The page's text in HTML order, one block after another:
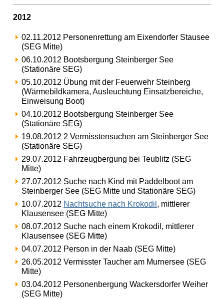
2012
02.11.2012 Personenrettung am Eixendorfer Stausee
(SEG Mitte)
06.10.2012 Bootsbergung Steinberger See
(Stationäre SEG)
05.10.2012 Übung mit der Feuerwehr Steinberg
(Wärmebildkamera, Ausleuchtung Einsatzbereiche,
Einweisung Boot)
04.10.2012 Bootsbergung Steinberger See
(Stationäre SEG)
19.08.2012 2 Vermisstensuchen am Steinberger See
(Stationäre SEG)
29.07.2012 Fahrzeugbergung bei Teublitz (SEG
Mitte)
27.07.2012 Suche nach Kind mit Paddelboot am
Steinberger See (SEG Mitte und Stationäre SEG)
10.07.2012 Nachtsuche nach Krokodil , mittlerer
Klausensee (SEG Mitte)
08.07.2012 Suche nach einem Krokodil, mittlerer
Klausensee (SEG Mitte)
04.07.2012 Person in der Naab (SEG Mitte)
26.05.2012 Vermisster Taucher am Murnersee (SEG
Mitte)
03.04.2012 Personenbergung Wackersdorfer Weiher
(SEG Mitte)